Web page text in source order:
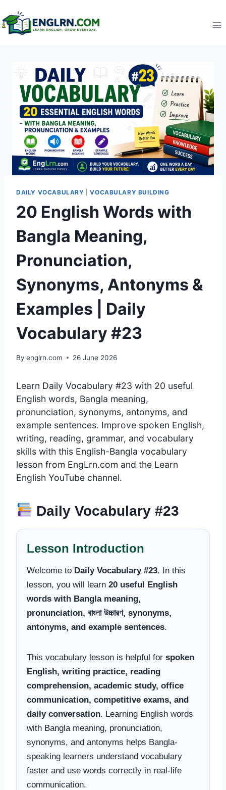
to
content
DAILY VOCABULARY |VOCABULARY BUILDING
20 English Words with
Bangla Meaning,
Pronunciation,
Synonyms, Antonyms &
Examples | Daily
Vocabulary #23
By englrn.com 26 June 2026
Learn Daily Vocabulary #23 with 20 useful
English words, Bangla meaning,
pronunciation, synonyms, antonyms, and
example sentences. Improve spoken English,
writing, reading, grammar, and vocabulary
skills with this English-Bangla vocabulary
lesson from EngLrn.com and the Learn
English YouTube channel.
Daily Vocabulary #23
Lesson Introduction
Welcome to Daily Vocabulary #23. In this
lesson, you will learn 20 useful English
words with Bangla meaning,
pronunciation, বাংলা উচ্চারণ, synonyms,
antonyms, and example sentences.
This vocabulary lesson is helpful for spoken
English, writing practice, reading
comprehension, academic study, office
communication, competitive exams, and
daily conversation. Learning English words
with Bangla meaning, pronunciation,
synonyms, and antonyms helps Bangla-
speaking learners understand vocabulary
faster and use words correctly in real-life
communication.